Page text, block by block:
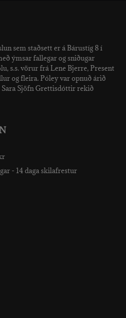
sem staðsett er á Bárustíg 8 í
ýmsar fallegar og sniðugar
s.s. vörur frá Lene Bjerre, Present
og fleira. Póley var opnuð árið
Sara Sjöfn Grettisdóttir rekið
- 14 daga skilafrestur